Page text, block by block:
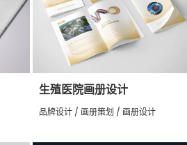
生殖医院画册设计
品牌设计 / 画册策划 / 画册设计